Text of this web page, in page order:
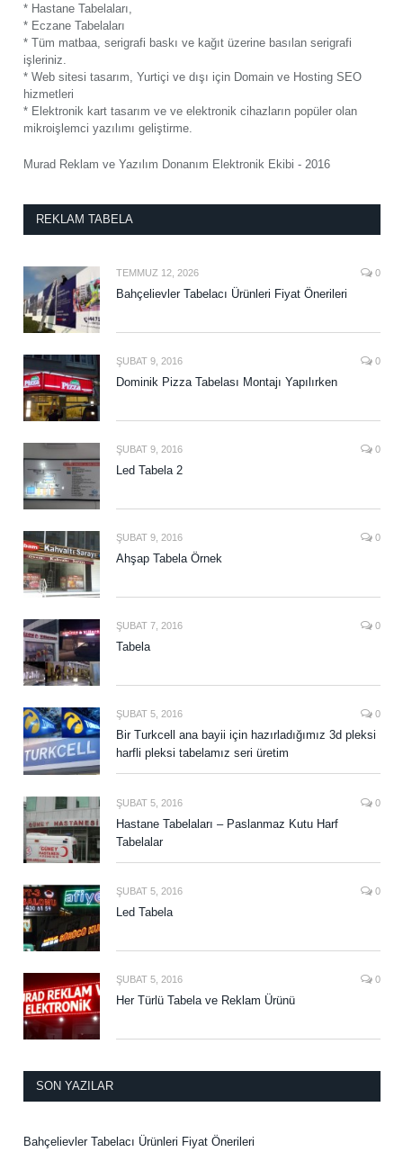
* Hastane Tabelaları,
* Eczane Tabelaları
* Tüm matbaa, serigrafi baskı ve kağıt üzerine basılan serigrafi
işleriniz.
* Web sitesi tasarım, Yurtiçi ve dışı için Domain ve Hosting SEO
hizmetleri
* Elektronik kart tasarım ve ve elektronik cihazların popüler olan
mikroişlemci yazılımı geliştirme.
Murad Reklam ve Yazılım Donanım Elektronik Ekibi - 2016
REKLAM TABELA
TEMMUZ 12, 2026 0
Bahçelievler Tabelacı Ürünleri Fiyat Önerileri
ŞUBAT 9, 2016 0
Dominik Pizza Tabelası Montajı Yapılırken
ŞUBAT 9, 2016 0
Led Tabela 2
ŞUBAT 9, 2016 0
Ahşap Tabela Örnek
ŞUBAT 7, 2016 0
Tabela
ŞUBAT 5, 2016 0
Bir Turkcell ana bayii için hazırladığımız 3d pleksi
harfli pleksi tabelamız seri üretim
ŞUBAT 5, 2016 0
Hastane Tabelaları – Paslanmaz Kutu Harf
Tabelalar
ŞUBAT 5, 2016 0
Led Tabela
ŞUBAT 5, 2016 0
Her Türlü Tabela ve Reklam Ürünü
SON YAZILAR
Bahçelievler Tabelacı Ürünleri Fiyat Önerileri